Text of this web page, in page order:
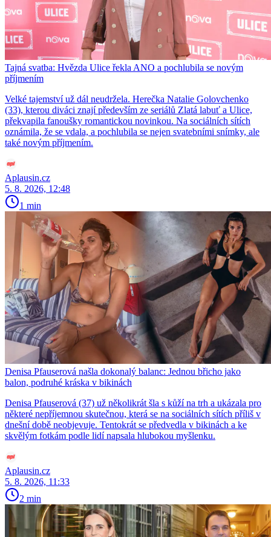
Tajná svatba: Hvězda Ulice řekla ANO a pochlubila se novým
příjmením
Velké tajemství už dál neudržela. Herečka Natalie Golovchenko
(33), kterou diváci znají především ze seriálů Zlatá labuť a Ulice,
překvapila fanoušky romantickou novinkou. Na sociálních sítích
oznámila, že se vdala, a pochlubila se nejen svatebními snímky, ale
také novým příjmením.
Aplausin.cz
5. 8. 2026, 12:48
1 min
Denisa Pfauserová našla dokonalý balanc: Jednou břicho jako
balon, podruhé kráska v bikinách
Denisa Pfauserová (37) už několikrát šla s kůží na trh a ukázala pro
některé nepříjemnou skutečnou, která se na sociálních sítích příliš v
dnešní době neobjevuje. Tentokrát se předvedla v bikinách a ke
skvělým fotkám podle lidí napsala hlubokou myšlenku.
Aplausin.cz
5. 8. 2026, 11:33
2 min